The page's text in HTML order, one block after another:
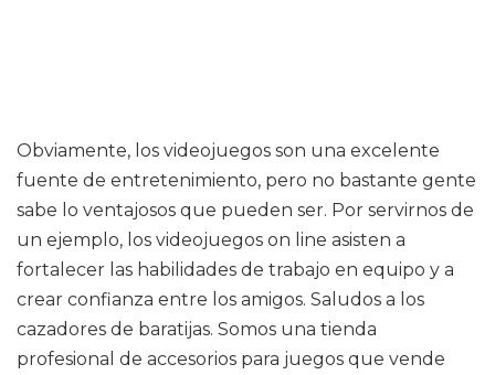
Obviamente, los videojuegos son una excelente
fuente de entretenimiento, pero no bastante gente
sabe lo ventajosos que pueden ser. Por servirnos de
un ejemplo, los videojuegos on line asisten a
fortalecer las habilidades de trabajo en equipo y a
crear confianza entre los amigos. Saludos a los
cazadores de baratijas. Somos una tienda
profesional de accesorios para juegos que vende